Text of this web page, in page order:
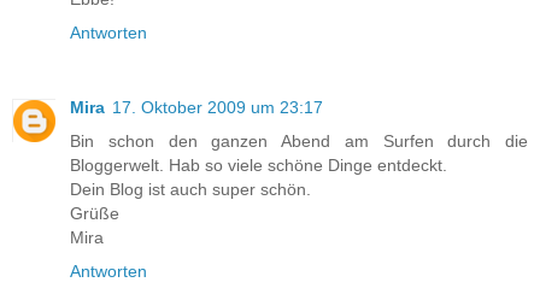
Antworten
Mira 17. Oktober 2009 um 23:17
Bin schon den ganzen Abend am Surfen durch die
Bloggerwelt. Hab so viele schöne Dinge entdeckt.
Dein Blog ist auch super schön.
Grüße
Mira
Antworten